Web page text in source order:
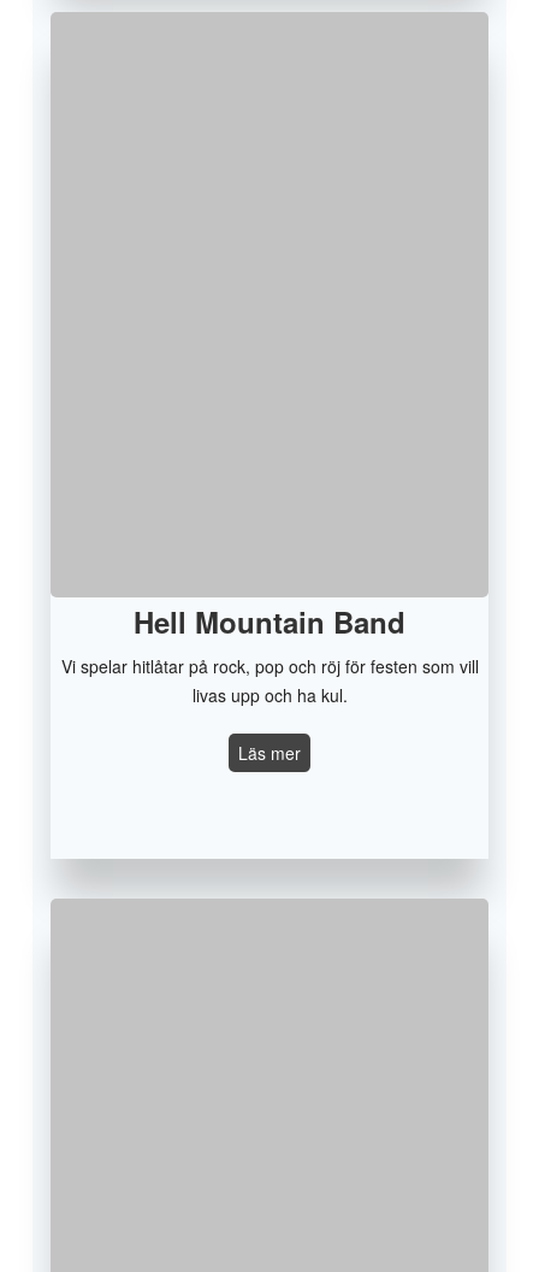
Hell Mountain Band
Vi spelar hitlåtar på rock, pop och röj för festen som vill
livas upp och ha kul.
Läs merHell